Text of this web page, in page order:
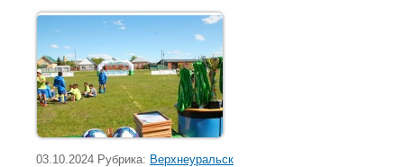
03.10.2024 Рубрика: Верхнеуральск